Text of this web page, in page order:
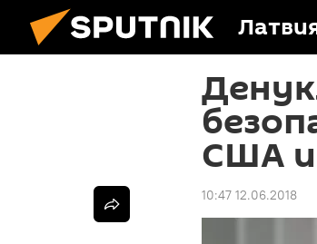
США
10:47 12.06.2018